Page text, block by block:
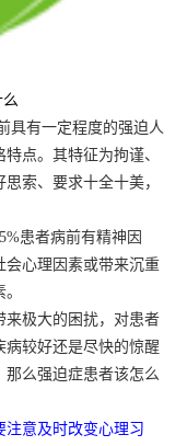
具有一定程度的强迫人
点。其特征为拘谨、
索、要求十全十美，
患者病前有精神因
会心理因素或带来沉重
极大的困扰，对患者
病较好还是尽快的惊醒
么强迫症患者该怎么
意及时改变心理习